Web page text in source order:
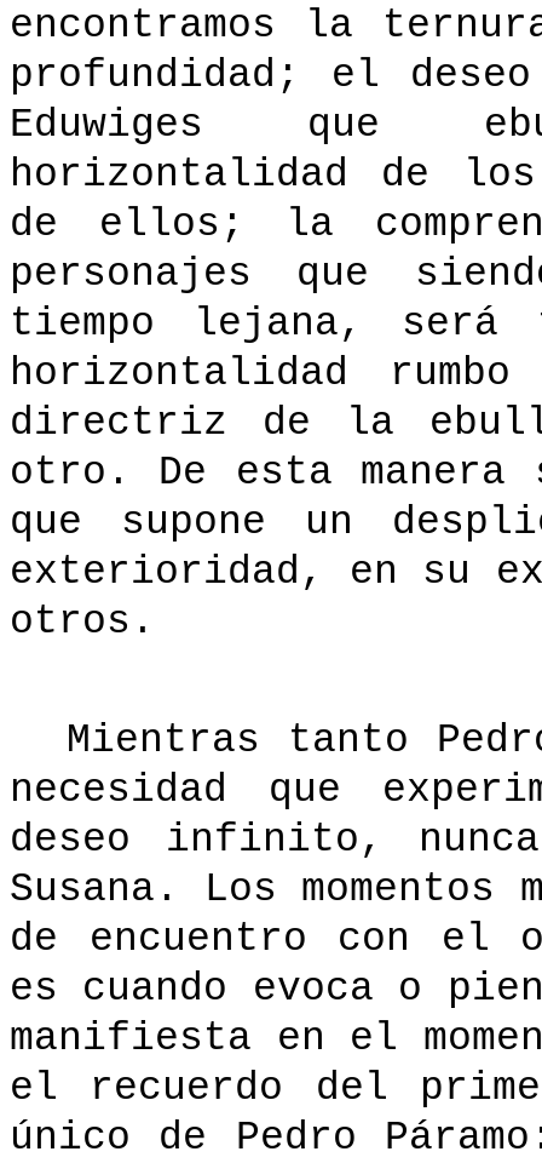
encontramos la
profundidad; el
Eduwiges que
horizontalidad de
de ellos; la
personajes que
tiempo lejana, será
horizontalidad
directriz de la
otro. De esta
que supone un
exterioridad, en su
otros.
Mientras tanto
necesidad que
deseo infinito,
Susana. Los momentos
de encuentro con
es cuando evoca o
manifiesta en el
el recuerdo del
único de Pedro